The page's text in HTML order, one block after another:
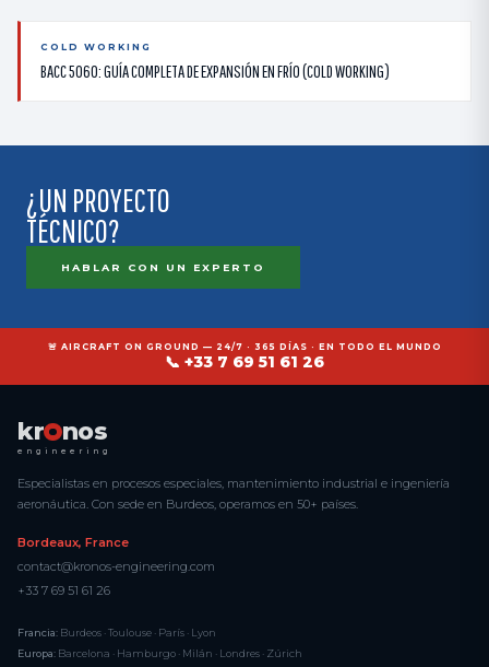
COLD WORKING
BACC 5060: GUÍA COMPLETA DE EXPANSIÓN EN FRÍO (COLD WORKING)
¿UN PROYECTO
TÉCNICO?
HABLAR CON UN EXPERTO
🚨 AIRCRAFT ON GROUND — 24/7 · 365 DÍAS · EN TODO EL MUNDO
📞 +33 7 69 51 61 26
kr nos
engineering
Especialistas en procesos especiales, mantenimiento industrial e ingeniería
aeronáutica. Con sede en Burdeos, operamos en 50+ países.
Bordeaux, France
contact@kronos-engineering.com
+33 7 69 51 61 26
Francia: Burdeos · Toulouse · París · Lyon
Europa: Barcelona · Hamburgo · Milán · Londres · Zúrich